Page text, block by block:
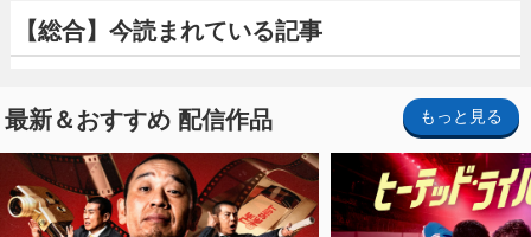
【総合】今読まれている記事
最新＆おすすめ 配信作品 もっと見る